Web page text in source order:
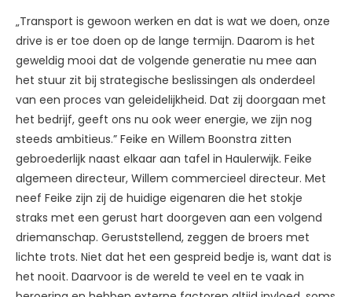
„Transport is gewoon werken en dat is wat we doen, onze
drive is er toe doen op de lange termijn. Daarom is het
geweldig mooi dat de volgende generatie nu mee aan
het stuur zit bij strategische beslissingen als onderdeel
van een proces van geleidelijkheid. Dat zij doorgaan met
het bedrijf, geeft ons nu ook weer energie, we zijn nog
steeds ambitieus.” Feike en Willem Boonstra zitten
gebroederlijk naast elkaar aan tafel in Haulerwijk. Feike
algemeen directeur, Willem commercieel directeur. Met
neef Feike zijn zij de huidige eigenaren die het stokje
straks met een gerust hart doorgeven aan een volgend
driemanschap. Geruststellend, zeggen de broers met
lichte trots. Niet dat het een gespreid bedje is, want dat is
het nooit. Daarvoor is de wereld te veel en te vaak in